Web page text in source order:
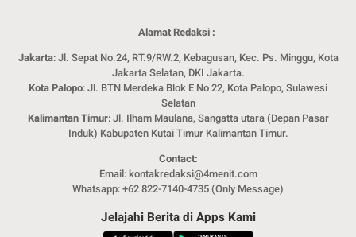
Alamat Redaksi :
Jakarta: Jl. Sepat No.24, RT.9/RW.2, Kebagusan, Kec. Ps. Minggu, Kota
Jakarta Selatan, DKI Jakarta.
Kota Palopo: Jl. BTN Merdeka Blok E No 22, Kota Palopo, Sulawesi
Selatan
Kalimantan Timur: Jl. Ilham Maulana, Sangatta utara (Depan Pasar
Induk) Kabupaten Kutai Timur Kalimantan Timur.
Contact:
Email: kontakredaksi@4menit.com
Whatsapp: +62 822-7140-4735 (Only Message)
Jelajahi Berita di Apps Kami